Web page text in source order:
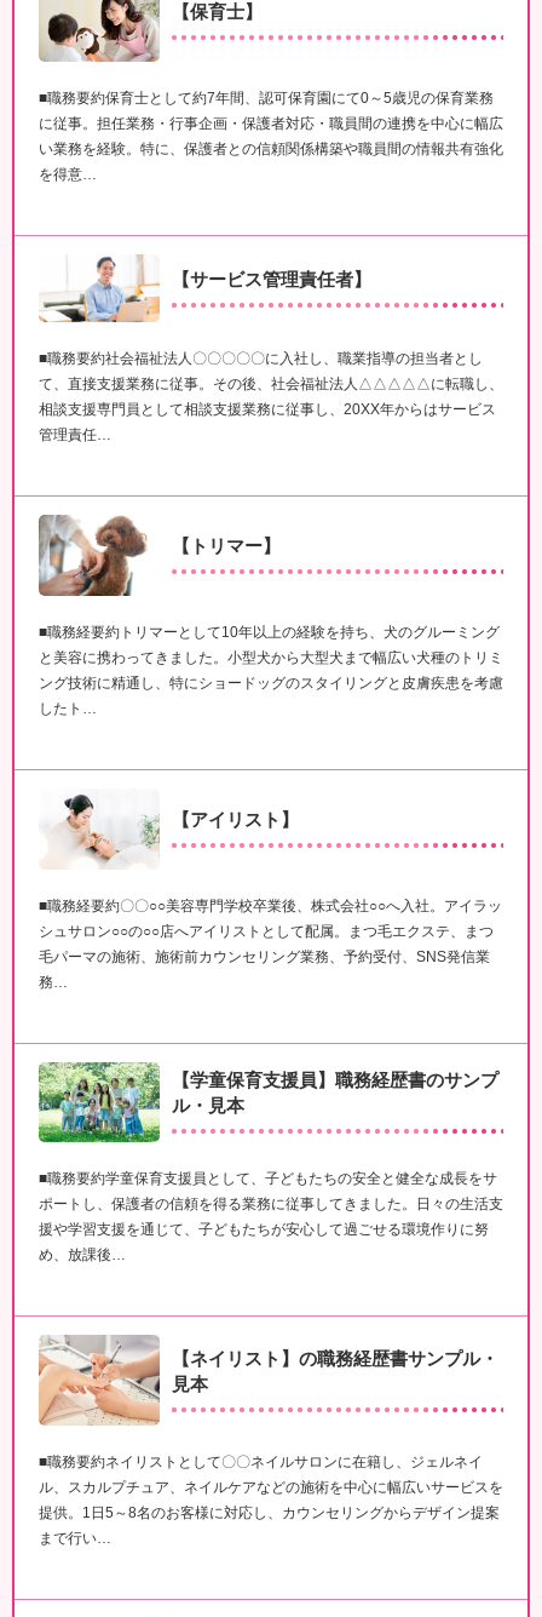
【保育士】
■職務要約保育士として約7年間、認可保育園にて0～5歳児の保育業務
に従事。担任業務・行事企画・保護者対応・職員間の連携を中心に幅広
い業務を経験。特に、保護者との信頼関係構築や職員間の情報共有強化
を得意…
【サービス管理責任者】
■職務要約社会福祉法人〇〇〇〇〇に入社し、職業指導の担当者とし
て、直接支援業務に従事。その後、社会福祉法人△△△△△に転職し、
相談支援専門員として相談支援業務に従事し、20XX年からはサービス
管理責任…
【トリマー】
■職務経要約トリマーとして10年以上の経験を持ち、犬のグルーミング
と美容に携わってきました。小型犬から大型犬まで幅広い犬種のトリミ
ング技術に精通し、特にショードッグのスタイリングと皮膚疾患を考慮
したト…
【アイリスト】
■職務経要約〇〇○○美容専門学校卒業後、株式会社○○へ入社。アイラッ
シュサロン○○の○○店へアイリストとして配属。まつ毛エクステ、まつ
毛パーマの施術、施術前カウンセリング業務、予約受付、SNS発信業
務…
【学童保育支援員】職務経歴書のサンプ
ル・見本
■職務要約学童保育支援員として、子どもたちの安全と健全な成長をサ
ポートし、保護者の信頼を得る業務に従事してきました。日々の生活支
援や学習支援を通じて、子どもたちが安心して過ごせる環境作りに努
め、放課後…
【ネイリスト】の職務経歴書サンプル・
見本
■職務要約ネイリストとして〇〇ネイルサロンに在籍し、ジェルネイ
ル、スカルプチュア、ネイルケアなどの施術を中心に幅広いサービスを
提供。1日5～8名のお客様に対応し、カウンセリングからデザイン提案
まで行い…